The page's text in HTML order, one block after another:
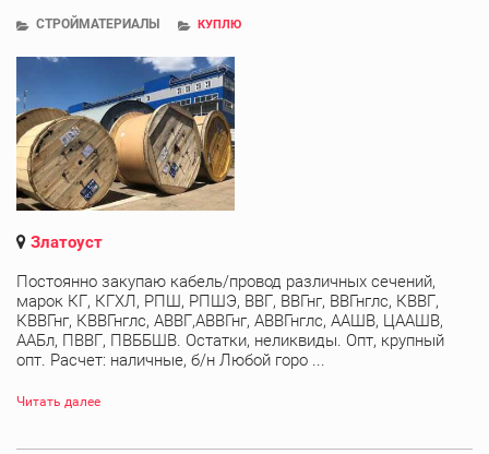
СТРОЙМАТЕРИАЛЫ КУПЛЮ
Златоуст
Постоянно закупаю кабель/провод различных сечений,
марок КГ, КГХЛ, РПШ, РПШЭ, ВВГ, ВВГнг, ВВГнглс, КВВГ,
КВВГнг, КВВГнглс, АВВГ,АВВГнг, АВВГнглс, ААШВ, ЦААШВ,
ААБл, ПВВГ, ПВББШВ. Остатки, неликвиды. Опт, крупный
опт. Расчет: наличные, б/н Любой горо ...
Читать далее